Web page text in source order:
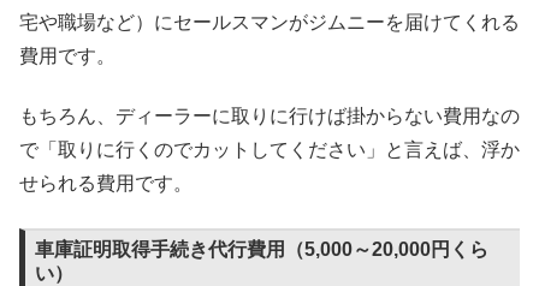
宅や職場など）にセールスマンがジムニーを届けてくれる
費用です。
もちろん、ディーラーに取りに行けば掛からない費用なの
で「取りに行くのでカットしてください」と言えば、浮か
せられる費用です。
車庫証明取得手続き代行費用（5,000～20,000円くら
い）